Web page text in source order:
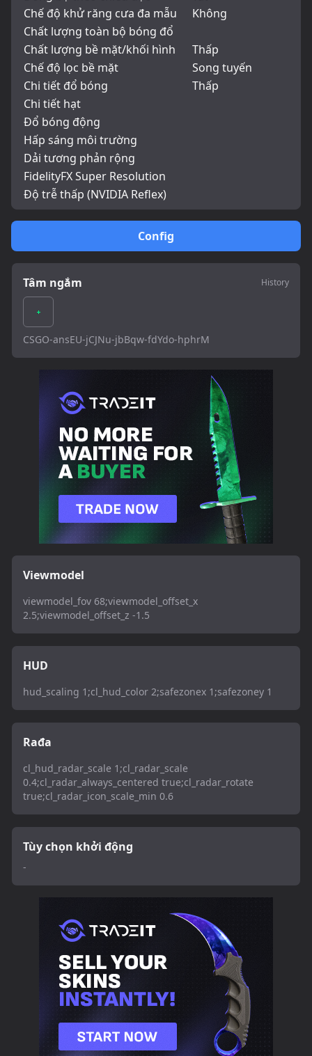
Config
Tâm ngắm History
CSGO-ansEU-jCJNu-jbBqw-fdYdo-hphrM
Viewmodel
viewmodel_fov 68;viewmodel_offset_x
2.5;viewmodel_offset_z -1.5
HUD
hud_scaling 1;cl_hud_color 2;safezonex 1;safezoney 1
Rađa
cl_hud_radar_scale 1;cl_radar_scale
0.4;cl_radar_always_centered true;cl_radar_rotate
true;cl_radar_icon_scale_min 0.6
Tùy chọn khởi động
-
Chế độ khử răng cưa đa mẫu
Không
Chất lượng toàn bộ bóng đổ
Chất lượng bề mặt/khối hình
Thấp
Chế độ lọc bề mặt
Song tuyến
Chi tiết đổ bóng
Thấp
Chi tiết hạt
Đổ bóng động
Hấp sáng môi trường
Dải tương phản rộng
FidelityFX Super Resolution
Độ trễ thấp (NVIDIA Reflex)